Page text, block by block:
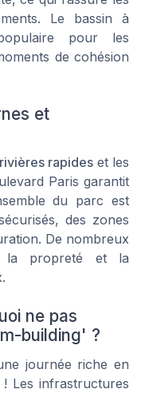
Le bassin à
pour les
de cohésion
et
rivières rapideset les
Paris garantit
du parc est
des zones
De nombreux
la propreté et la
ne pas
building' ?
journée riche en
Les infrastructures